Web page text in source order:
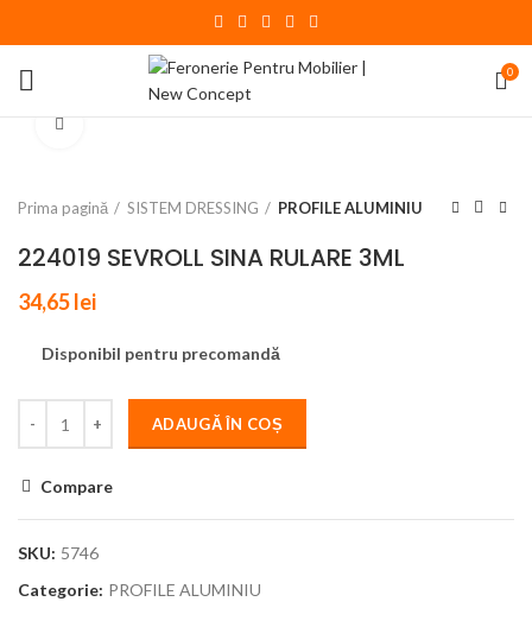
0
Prima pagină SISTEM DRESSING PROFILE ALUMINIU
224019 SEVROLL SINA RULARE 3ML
34,65lei
Disponibil pentru precomandă
ADAUGĂ ÎN COȘ
Compare
SKU: 5746
Categorie: PROFILE ALUMINIU